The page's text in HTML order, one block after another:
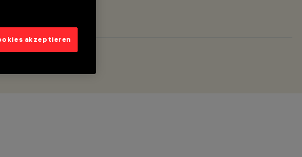
akzeptieren